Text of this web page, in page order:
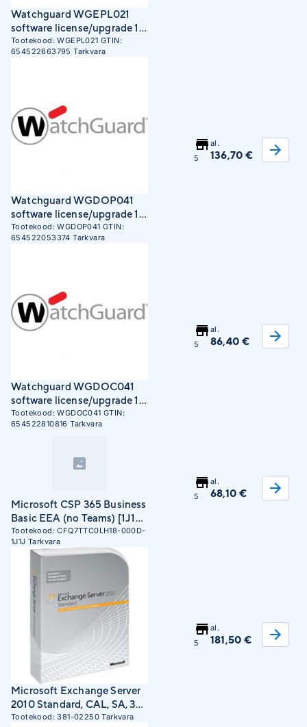
Watchguard WGEPL021
software license/upgrade 1
license(s) 1 year(s)
Tootekood:WGEPL021 GTIN:
654522663795 Tarkvara
Watchguard WGDOP041
software license/upgrade 10
license(s) 1 year(s)
Tootekood:WGDOP041 GTIN:
654522053374 Tarkvara
5
al.
136,70 €
Watchguard WGDOC041
software license/upgrade 10
license(s) 1 year(s)
Tootekood:WGDOC041 GTIN:
654522810816 Tarkvara
5
al.
86,40 €
Microsoft CSP 365 Business
Basic EEA (no Teams) [1J1J]
New C
Tootekood:CFQ7TTC0LH18-000D-
1J1J Tarkvara
5
al.
68,10 €
Microsoft Exchange Server
2010 Standard, CAL, SA, 3Y-
Y1, EN 3 year(s)
Tootekood:381-02250 Tarkvara
5
al.
181,50 €